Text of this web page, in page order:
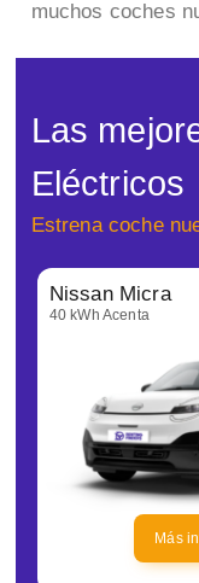
muchos coches
Las
Eléctricos
Estrena coche
Nissan Micra
40 kWh Acenta
Más